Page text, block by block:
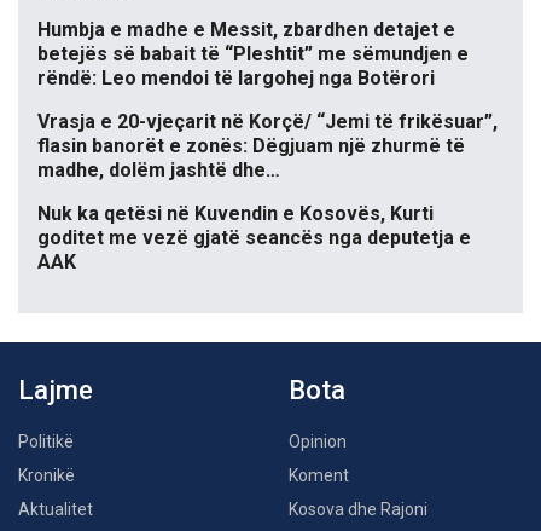
Humbja e madhe e Messit, zbardhen detajet e
betejës së babait të “Pleshtit” me sëmundjen e
rëndë: Leo mendoi të largohej nga Botërori
Vrasja e 20-vjeçarit në Korçë/ “Jemi të frikësuar”,
flasin banorët e zonës: Dëgjuam një zhurmë të
madhe, dolëm jashtë dhe…
Nuk ka qetësi në Kuvendin e Kosovës, Kurti
goditet me vezë gjatë seancës nga deputetja e
AAK
Lajme
Politikë
Kronikë
Aktualitet
Bota
Opinion
Koment
Kosova dhe Rajoni